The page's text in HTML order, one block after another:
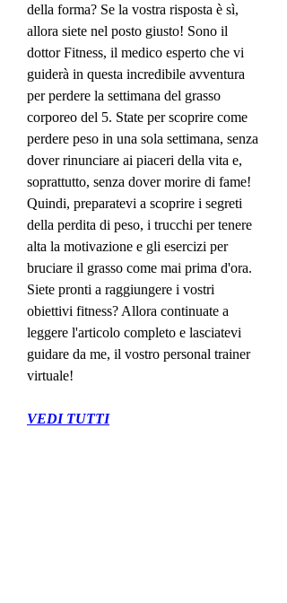
della forma? Se la vostra risposta è sì,
allora siete nel posto giusto! Sono il
dottor Fitness, il medico esperto che vi
guiderà in questa incredibile avventura
per perdere la settimana del grasso
corporeo del 5. State per scoprire come
perdere peso in una sola settimana, senza
dover rinunciare ai piaceri della vita e,
soprattutto, senza dover morire di fame!
Quindi, preparatevi a scoprire i segreti
della perdita di peso, i trucchi per tenere
alta la motivazione e gli esercizi per
bruciare il grasso come mai prima d'ora.
Siete pronti a raggiungere i vostri
obiettivi fitness? Allora continuate a
leggere l'articolo completo e lasciatevi
guidare da me, il vostro personal trainer
virtuale!
VEDI TUTTI